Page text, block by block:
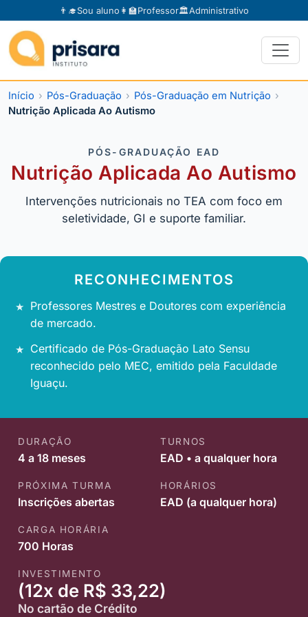
👨‍🎓Sou aluno 👩‍🏫Professor🏛️Administrativo
Início Pós-Graduação
Pós-Graduação em Nutrição
Nutrição Aplicada Ao Autismo
PÓS-GRADUAÇÃO EAD
Nutrição Aplicada Ao Autismo
Intervenções nutricionais no TEA com foco em
seletividade, GI e suporte familiar.
RECONHECIMENTOS
Professores Mestres e Doutores com experiência
de mercado.
Certificado de Pós-Graduação Lato Sensu
reconhecido pelo MEC, emitido pela Faculdade
Iguaçu.
DURAÇÃO
4 a 18 meses
TURNOS
EAD • a qualquer hora
PRÓXIMA TURMA
Inscrições abertas
HORÁRIOS
EAD (a qualquer hora)
CARGA HORÁRIA
700 Horas
INVESTIMENTO
(12x de R$ 33,22)
No cartão de Crédito